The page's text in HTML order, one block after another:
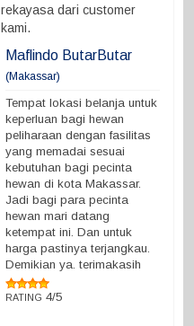
rekayasa dari customer
kami.
Maflindo ButarButar
(Makassar)
Tempat lokasi belanja untuk
keperluan bagi hewan
peliharaan dengan fasilitas
yang memadai sesuai
kebutuhan bagi pecinta
hewan di kota Makassar.
Jadi bagi para pecinta
hewan mari datang
ketempat ini. Dan untuk
harga pastinya terjangkau.
Demikian ya. terimakasih
RATING 4/5